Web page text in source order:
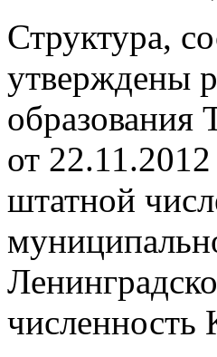
Структура,
утверждены
образования
от
штатной